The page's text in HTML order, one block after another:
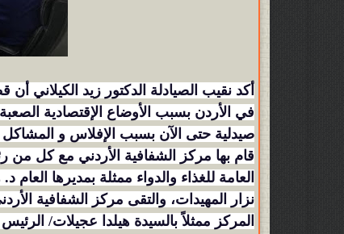
أكد نقيب الصيادلة الدكتور زيد الكيلاني
صيدلية حتى الآن بسبب الإفلاس و المشاكل
قام بها مركز الشفافية الأردني مع كل من
العامة للغذاء والدواء ممثلة بمديرها
نزار المهيدات، والتقى مركز الشفافية
المركز ممثلاً بالسيدة هيلدا عجيلات/